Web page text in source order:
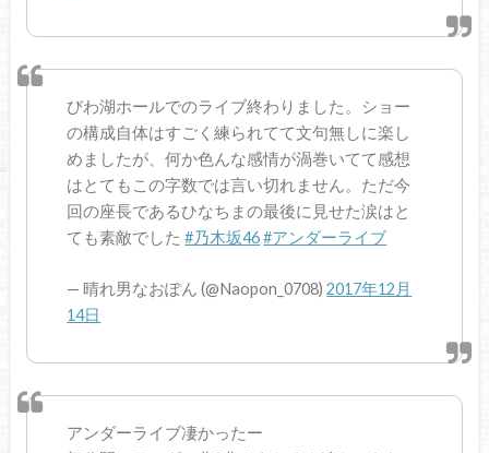
びわ湖ホールでのライブ終わりました。ショー
の構成自体はすごく練られてて文句無しに楽し
めましたが、何か色んな感情が渦巻いてて感想
はとてもこの字数では言い切れません。ただ今
回の座長であるひなちまの最後に見せた涙はと
ても素敵でした#乃木坂46#アンダーライブ
— 晴れ男なおぽん (@Naopon_0708)2017年12月
14日
アンダーライブ凄かったー